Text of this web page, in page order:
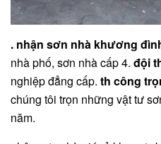
. nhận sơn nhà khương
nhà phố, sơn nhà cấp 4. đội
nghiệp đẳng cấp. th công
chúng tôi trọn những vật tư
năm.